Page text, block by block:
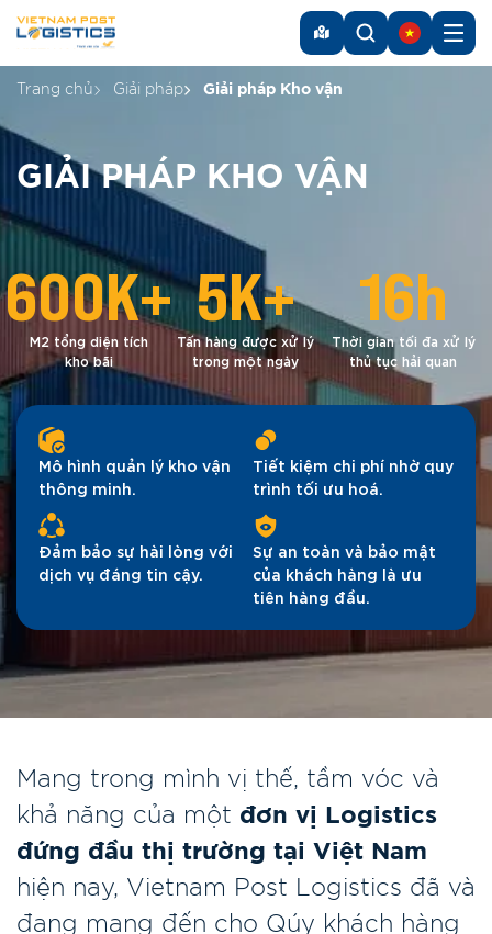
Trang chủ Giải pháp Giải pháp Kho vận
GIẢI PHÁP KHO VẬN
600K+
M2 tổng diện tích
kho bãi
5K+
Tấn hàng được xử lý
trong một ngày
16h
Thời gian tối đa xử lý
thủ tục hải quan
Mô hình quản lý kho vận
thông minh.
Tiết kiệm chi phí nhờ quy
trình tối ưu hoá.
Đảm bảo sự hài lòng với
dịch vụ đáng tin cậy.
Sự an toàn và bảo mật
của khách hàng là ưu
tiên hàng đầu.
Mang trong mình vị thế, tầm vóc và
khả năng của một đơn vị Logistics
đứng đầu thị trường tại Việt Nam
hiện nay, Vietnam Post Logistics đã và
đang mang đến cho Qúy khách hàng